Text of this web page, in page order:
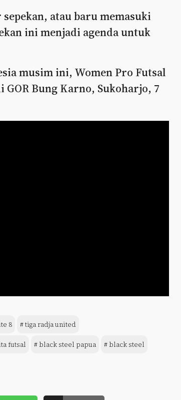
atau baru memasuki
ini menjadi agenda untuk
musim ini, Women Pro Futsal
GOR Bung Karno, Sukoharjo, 7
8 # tiga radja united
futsal # black steel papua # black steel